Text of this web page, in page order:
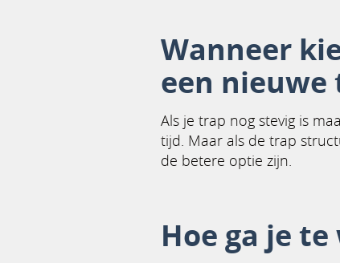
Wanneer
een nieuwe
Als je trap nog stevig is
tijd. Maar als de trap
de betere optie zijn.
Hoe ga je te